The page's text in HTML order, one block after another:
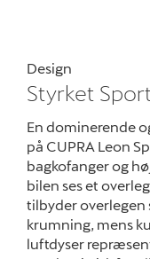
Design
Styrket
En dominerende
på CUPRA Leon
bagkofanger og
bilen ses et
tilbyder overlegen
krumning, mens
luftdyser